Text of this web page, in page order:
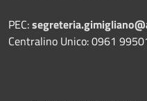
PEC:
Centralino Unico: 0961